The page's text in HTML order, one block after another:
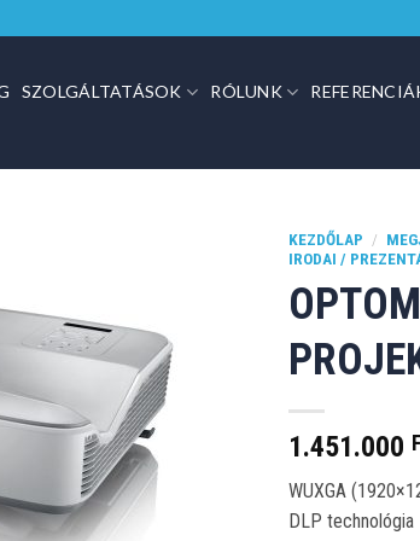
SZOLGÁLTATÁSOK RÓLUNK
KEZDŐLAP /
IRODAI /
1.451.000
WUXGA
DLP technológia